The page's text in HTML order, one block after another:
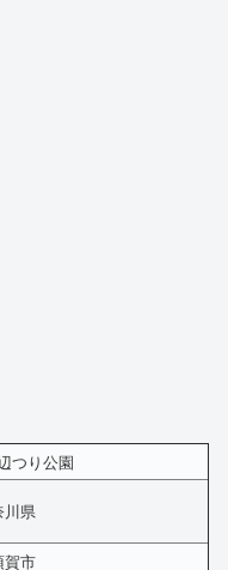
つり公園
川県
賀市